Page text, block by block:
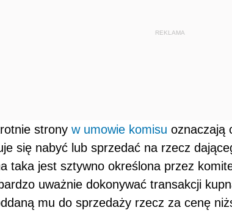
REKLAMA
strony w umowie komisu oznaczają
się nabyć lub sprzedać na rzecz
taka jest sztywno określona przez
uważnie dokonywać transakcji
mu do sprzedaży rzecz za cenę